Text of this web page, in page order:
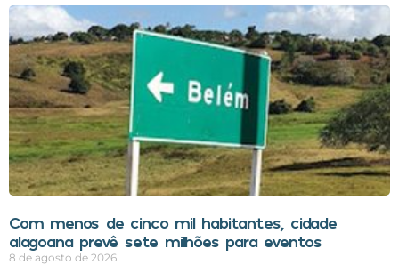
Com menos de cinco mil habitantes, cidade
alagoana prevê sete milhões para eventos
8 de agosto de 2026